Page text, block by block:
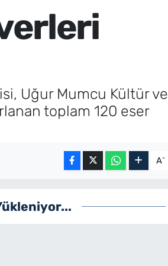
Uğur Mumcu Kültür ve
toplam 120 eser
A-